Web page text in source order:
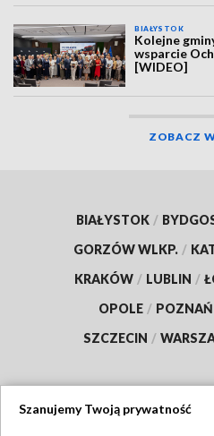
BIAŁYSTOK
Kolejne
wsparcie
[WIDEO]
ZOBACZ
BIAŁYSTOK /
GORZÓW WLKP. /
KRAKÓW / LUBLIN /
OPOLE / POZNAŃ
SZCZECIN /
Szanujemy Twoją prywatność